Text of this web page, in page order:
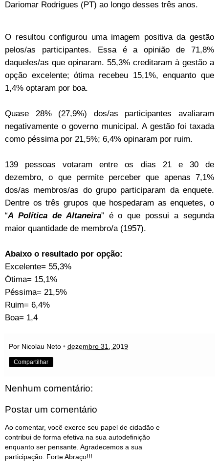
Dariomar Rodrigues (PT) ao longo desses três anos.
O resultou configurou uma imagem positiva da gestão
pelos/as participantes. Essa é a opinião de 71,8%
daqueles/as que opinaram. 55,3% creditaram à gestão a
opção excelente; ótima recebeu 15,1%, enquanto que
1,4% optaram por boa.
Quase 28% (27,9%) dos/as participantes avaliaram
negativamente o governo municipal. A gestão foi taxada
como péssima por 21,5%; 6,4% opinaram por ruim.
139 pessoas votaram entre os dias 21 e 30 de
dezembro, o que permite perceber que apenas 7,1%
dos/as membros/as do grupo participaram da enquete.
Dentre os três grupos que hospedaram as enquetes, o
“A Política de Altaneira” é o que possui a segunda
maior quantidade de membro/a (1957).
Abaixo o resultado por opção:
Excelente= 55,3%
Ótima= 15,1%
Péssima= 21,5%
Ruim= 6,4%
Boa= 1,4
Por Nicolau Neto • dezembro 31, 2019
Compartilhar
Nenhum comentário:
Postar um comentário
Ao comentar, você exerce seu papel de cidadão e
contribui de forma efetiva na sua autodefinição
enquanto ser pensante. Agradecemos a sua
participação. Forte Abraço!!!